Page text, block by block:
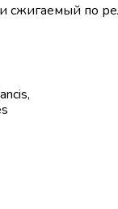
и сжигаемый по